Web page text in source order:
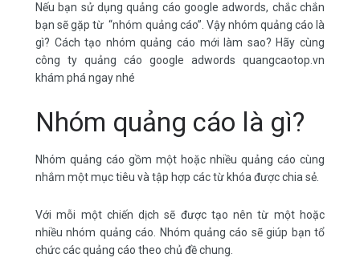
Nếu bạn sử dụng quảng cáo google adwords, chắc chắn
bạn sẽ gặp từ “nhóm quảng cáo”. Vậynhóm quảng cáo là
gì? Cách tạo nhóm quảng cáo mới làm sao? Hãy cùng
công ty quảng cáo google adwords quangcaotop.vn
khám phá ngay nhé
Nhóm quảng cáo là gì?
Nhóm quảng cáo gồm một hoặc nhiều quảng cáo cùng
nhắm một mục tiêu và tập hợp các từ khóa được chia sẻ.
Với mỗi một chiến dịch sẽ được tạo nên từ một hoặc
nhiều nhóm quảng cáo. Nhóm quảng cáo sẽ giúp bạn tổ
chức các quảng cáo theo chủ đề chung.